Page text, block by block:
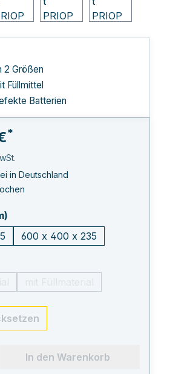
2 Größen
Füllmittel
Batterien
*
in Deutschland
600 x 400 x 235
Gib den
In den Warenkorb